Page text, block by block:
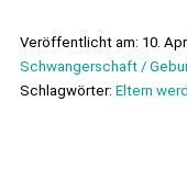
Veröffentlicht am: 10.
Schwangerschaft /
Schlagwörter: Eltern